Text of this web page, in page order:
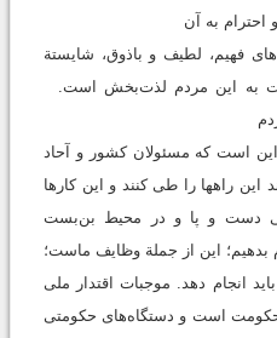
به آن
فهیم، لطیف و باذوق، شایستة
به این مردم لذت‌بخش است.
اين است كه مسئولان كشور و آحاد
اين راهها را طى كنند و اين كارها
بى دست و پا و در محيط بن‌بست
بدهيم؛ اين از جملة وظايف ماست؛
انجام دهد. موجبات اقتدار ملى
است و دستگاه‌هاى حكومتى